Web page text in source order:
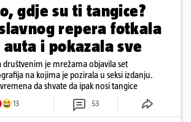
gdje su ti tangice?
repera fotkala
auta i pokazala sve
društvenim je mrežama objavila set
na kojima je pozirala u seksi izdanju.
da shvate da ipak nosi tangice
13 53